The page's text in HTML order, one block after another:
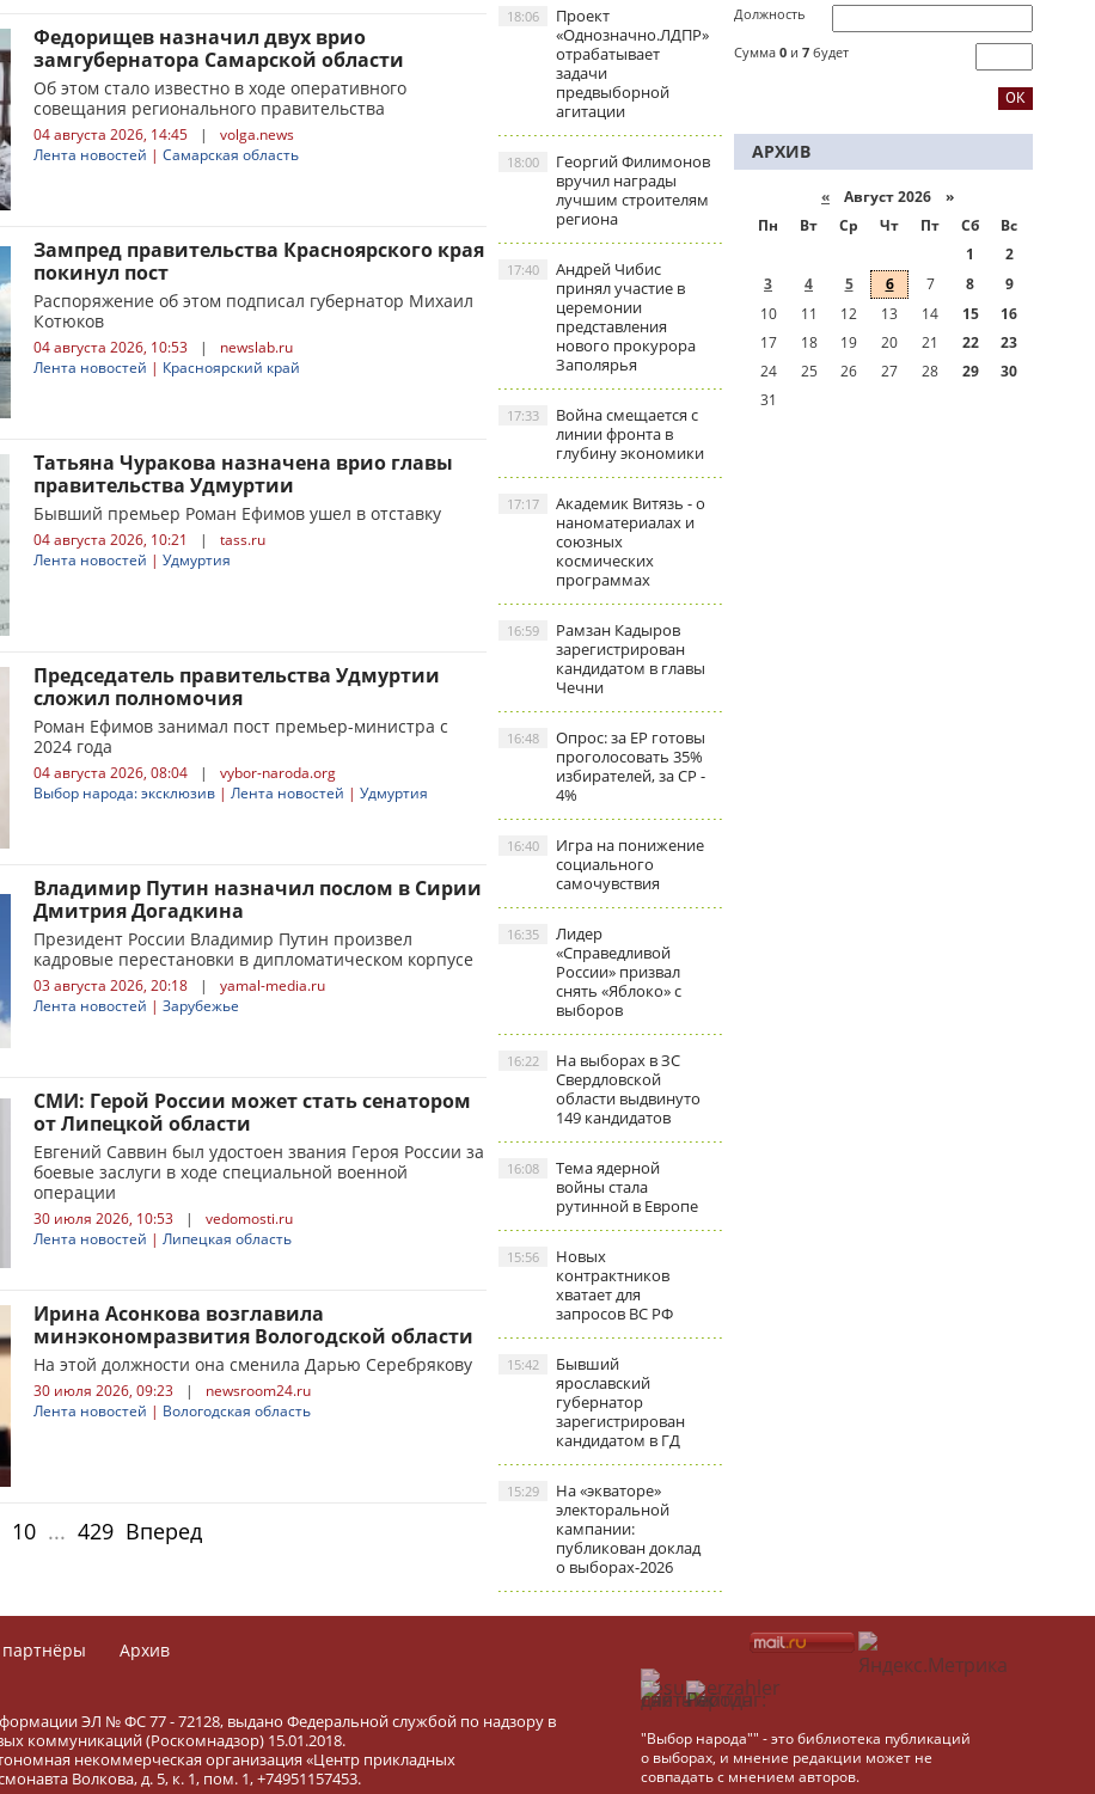
Федорищев назначил двух врио
замгубернатора Самарской области
Об этом стало известно в ходе оперативного
совещания регионального правительства
04 августа 2026, 14:45 |
volga.news
Лента новостей | Самарская область
Зампред правительства Красноярского края
покинул пост
Распоряжение об этом подписал губернатор Михаил
Котюков
04 августа 2026, 10:53 |
newslab.ru
Лента новостей | Красноярский край
Татьяна Чуракова назначена врио главы
правительства Удмуртии
Бывший премьер Роман Ефимов ушел в отставку
04 августа 2026, 10:21 |
tass.ru
Лента новостей | Удмуртия
Председатель правительства Удмуртии
сложил полномочия
Роман Ефимов занимал пост премьер-министра с
2024 года
04 августа 2026, 08:04 |
vybor-naroda.org
Выбор народа: эксклюзив | Лента новостей | Удмуртия
Владимир Путин назначил послом в Сирии
Дмитрия Догадкина
Президент России Владимир Путин произвел
кадровые перестановки в дипломатическом корпусе
03 августа 2026, 20:18 |
yamal-media.ru
Лента новостей | Зарубежье
СМИ: Герой России может стать сенатором
от Липецкой области
Евгений Саввин был удостоен звания Героя России за
боевые заслуги в ходе специальной военной
операции
30 июля 2026, 10:53 |
vedomosti.ru
Лента новостей | Липецкая область
Ирина Асонкова возглавила
минэкономразвития Вологодской области
На этой должности она сменила Дарью Серебрякову
30 июля 2026, 09:23 |
newsroom24.ru
Лента новостей | Вологодская область
10 ... 429 Вперед
Проект
«Однозначно.ЛДПР»
отрабатывает
задачи
предвыборной
агитации
18:06
Георгий Филимонов
вручил награды
лучшим строителям
региона
18:00
Андрей Чибис
принял участие в
церемонии
представления
нового прокурора
Заполярья
17:40
Война смещается с
линии фронта в
глубину экономики
17:33
Академик Витязь - о
наноматериалах и
союзных
космических
программах
17:17
Рамзан Кадыров
зарегистрирован
кандидатом в главы
Чечни
16:59
Опрос: за ЕР готовы
проголосовать 35%
избирателей, за СР -
4%
16:48
Игра на понижение
социального
самочувствия
16:40
Лидер
«Справедливой
России» призвал
снять «Яблоко» с
выборов
16:35
На выборах в ЗС
Свердловской
области выдвинуто
149 кандидатов
16:22
Тема ядерной
войны стала
рутинной в Европе
16:08
Новых
контрактников
хватает для
запросов ВС РФ
15:56
Бывший
ярославский
губернатор
зарегистрирован
кандидатом в ГД
15:42
На «экваторе»
электоральной
кампании:
публикован доклад
о выборах-2026
15:29
Должность
Сумма 0 и 7 будет
АРХИВ
« Август 2026 »
Пн
Вт Ср Чт Пт Сб
Вс
1
2
3
4 5 6 7 8
9
10
11 12 13 14 15
16
17
18 19 20 21 22
23
24
25 26 27 28 29
30
31
Архив
ЭЛ № ФС 77 - 72128, выдано Федеральной службой по надзору в
коммуникаций (Роскомнадзор) 15.01.2018.
некоммерческая организация «Центр прикладных
Волкова, д. 5, к. 1, пом. 1, +74951157453.
"Выбор народа"" - это библиотека публикаций
о выборах, и мнение редакции может не
совпадать с мнением авторов.